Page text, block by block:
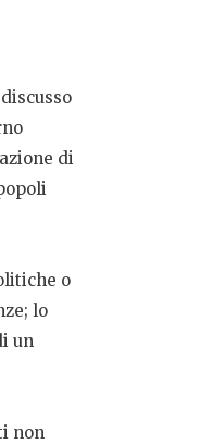
di
o
lo
un
non